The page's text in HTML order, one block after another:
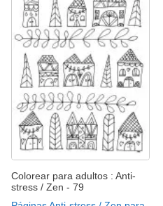
Colorear para adultos : Anti-
stress / Zen - 79